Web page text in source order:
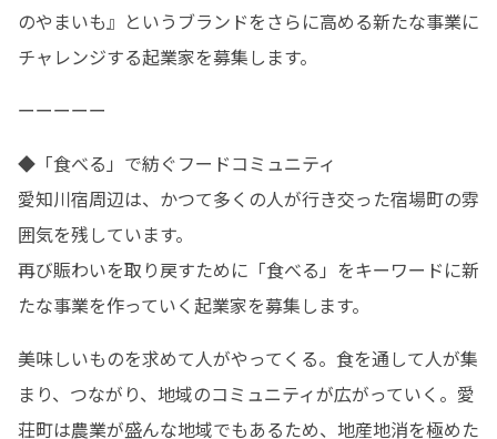
のやまいも』というブランドをさらに高める新たな事業に
チャレンジする起業家を募集します。
ーーーーー
◆「食べる」で紡ぐフードコミュニティ
愛知川宿周辺は、かつて多くの人が行き交った宿場町の雰
囲気を残しています。
再び賑わいを取り戻すために「食べる」をキーワードに新
たな事業を作っていく起業家を募集します。
美味しいものを求めて人がやってくる。食を通して人が集
まり、つながり、地域のコミュニティが広がっていく。愛
荘町は農業が盛んな地域でもあるため、地産地消を極めた